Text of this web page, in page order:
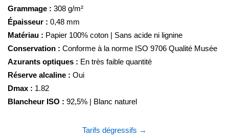
Grammage : 308 g/m²
Épaisseur : 0,48 mm
Matériau : Papier 100% coton | Sans acide ni lignine
Conservation : Conforme à la norme ISO 9706 Qualité Musée
Azurants optiques : En très faible quantité
Réserve alcaline : Oui
Dmax : 1.82
Blancheur ISO : 92,5% | Blanc naturel
Tarifs dégressifs →